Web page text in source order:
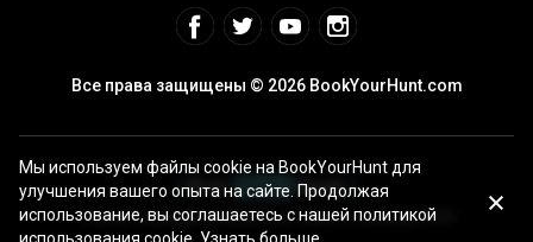
Все права защищены © 2026 BookYourHunt.com
Онлайн площадка рыболовных туров от команды BYH!
Мы используем файлы cookie на BookYourHunt для
улучшения вашего опыта на сайте. Продолжая
использование, вы соглашаетесь с нашей политикой